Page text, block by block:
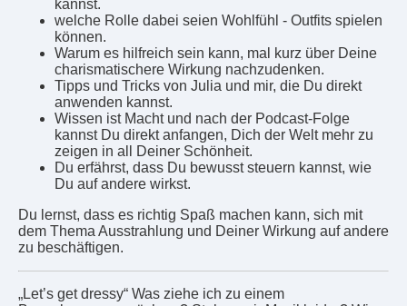
kannst.
welche Rolle dabei seien Wohlfühl - Outfits spielen
können.
Warum es hilfreich sein kann, mal kurz über Deine
charismatischere Wirkung nachzudenken.
Tipps und Tricks von Julia und mir, die Du direkt
anwenden kannst.
Wissen ist Macht und nach der Podcast-Folge
kannst Du direkt anfangen, Dich der Welt mehr zu
zeigen in all Deiner Schönheit.
Du erfährst, dass Du bewusst steuern kannst, wie
Du auf andere wirkst.
Du lernst, dass es richtig Spaß machen kann, sich mit
dem Thema Ausstrahlung und Deiner Wirkung auf andere
zu beschäftigen.
„Let’s get dressy“ Was ziehe ich zu einem